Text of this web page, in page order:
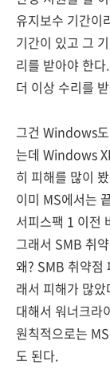
유지보수 기간이
기간이 있고 그
리를 받아야 한
더 이상 수리를
그건 Windows
는데 Windows
히 피해를 많이
이미 MS에서는
서피스팩 1 이전
그래서 SMB 취
왜? SMB 취약점
래서 피해가 많
대해서 워너크라
원칙적으로는
도 된다.